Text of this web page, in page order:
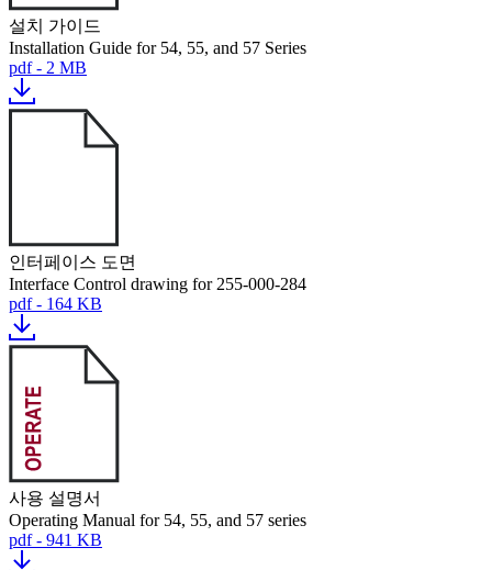
설치 가이드
Installation Guide for 54, 55, and 57 Series
pdf - 2 MB
인터페이스 도면
Interface Control drawing for 255-000-284
pdf - 164 KB
사용 설명서
Operating Manual for 54, 55, and 57 series
pdf - 941 KB